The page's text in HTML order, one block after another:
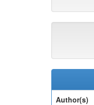
Author(s)